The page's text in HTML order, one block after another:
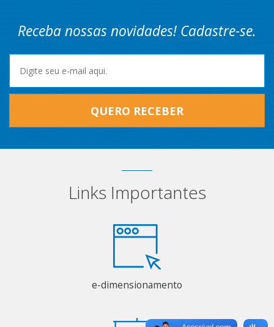
Receba nossas novidades! Cadastre-se.
QUERO RECEBER
Links Importantes
e-dimensionamento